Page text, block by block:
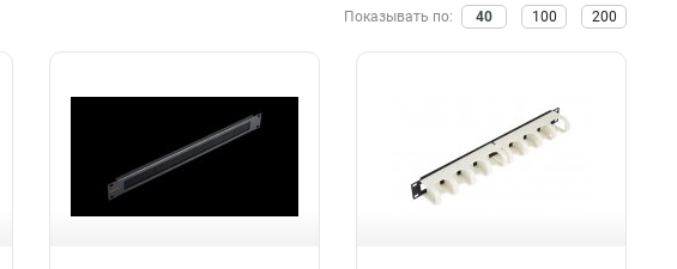
Показывать по: 40 100 200